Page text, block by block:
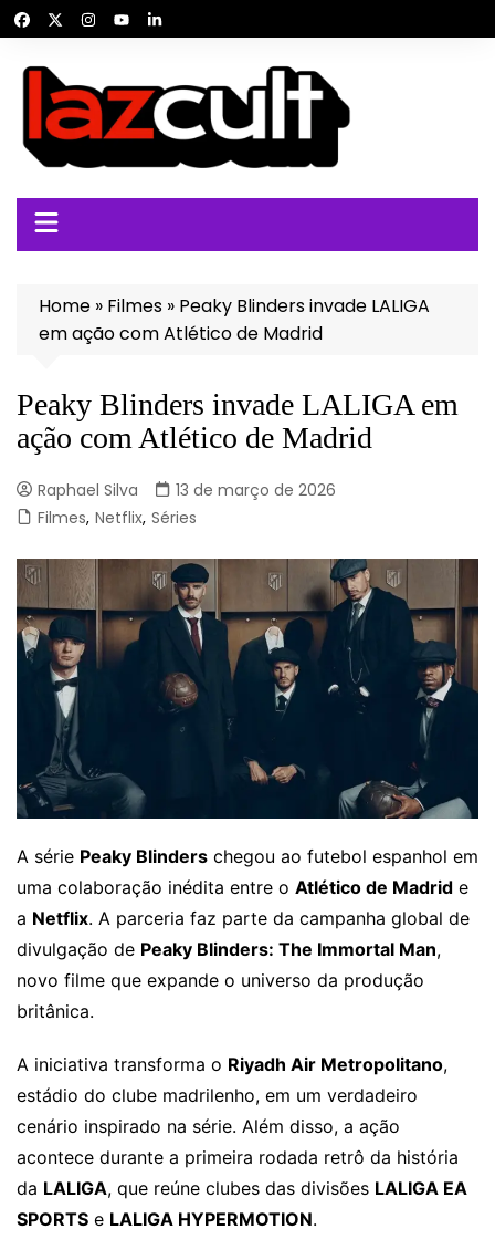
para
conteúdo
Home » Filmes » Peaky Blinders invade LALIGA
em ação com Atlético de Madrid
Peaky Blinders invade LALIGA em
ação com Atlético de Madrid
Raphael Silva
13 de março de 2026
Filmes, Netflix, Séries
A série Peaky Blinders chegou ao futebol espanhol em
uma colaboração inédita entre o Atlético de Madrid e
a Netflix. A parceria faz parte da campanha global de
divulgação de Peaky Blinders: The Immortal Man,
novo filme que expande o universo da produção
britânica.
A iniciativa transforma o Riyadh Air Metropolitano,
estádio do clube madrilenho, em um verdadeiro
cenário inspirado na série. Além disso, a ação
acontece durante a primeira rodada retrô da história
da LALIGA, que reúne clubes das divisões LALIGA EA
SPORTS e LALIGA HYPERMOTION.